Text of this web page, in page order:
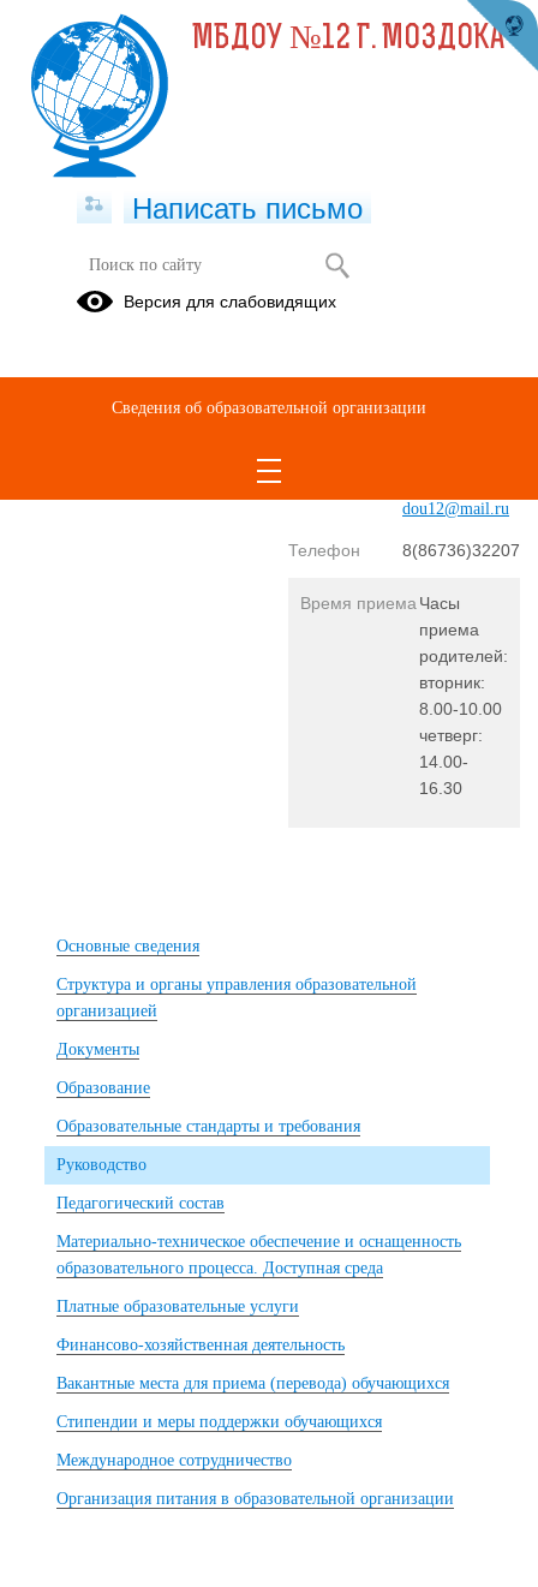
Заведующий
Людмила
Владимировна
dou12@mail.ru
Телефон 8(86736)32207
Время приема Часы
приема
родителей:
вторник:
8.00-10.00
четверг:
14.00-
16.30
Основные сведения
Структура и органы управления образовательной
организацией
Документы
Образование
Образовательные стандарты и требования
Руководство
Педагогический состав
Материально-техническое обеспечение и оснащенность
образовательного процесса. Доступная среда
Платные образовательные услуги
Финансово-хозяйственная деятельность
Вакантные места для приема (перевода) обучающихся
Стипендии и меры поддержки обучающихся
Международное сотрудничество
Организация питания в образовательной организации
МБДОУ №12 Г. МОЗДОКА
Написать письмо
Версия для слабовидящих
Сведения об образовательной организации